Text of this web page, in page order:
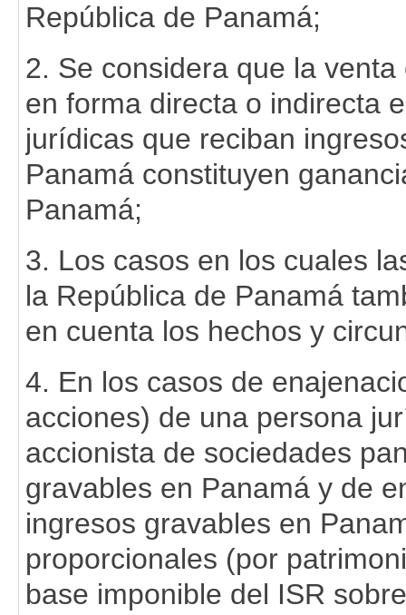
República de Panamá;
2. Se considera que la
en forma directa o indirecta
jurídicas que reciban
Panamá constituyen
Panamá;
3. Los casos en los cuales
la República de Panamá
en cuenta los hechos y
4. En los casos de
acciones) de una persona
accionista de sociedades
gravables en Panamá y de
ingresos gravables en
proporcionales (por
base imponible del ISR